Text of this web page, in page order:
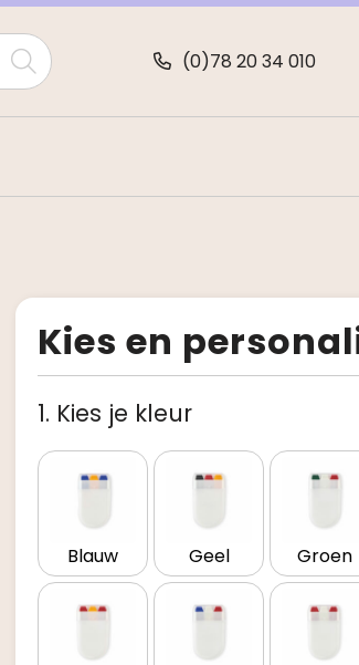
(0)78 20 34 010
Kies en
1. Kies je kleur
Blauw Geel Groen